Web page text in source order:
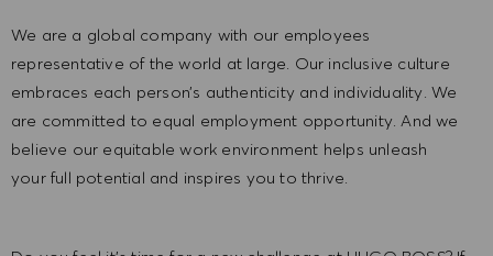
We are a global company with our employees
representative of the world at large. Our inclusive culture
embraces each person’s authenticity and individuality. We
are committed to equal employment opportunity. And we
believe our equitable work environment helps unleash
your full potential and inspires you to thrive.